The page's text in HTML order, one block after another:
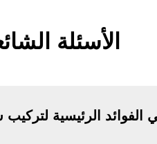
الأسئلة
الفوائد الرئيسية